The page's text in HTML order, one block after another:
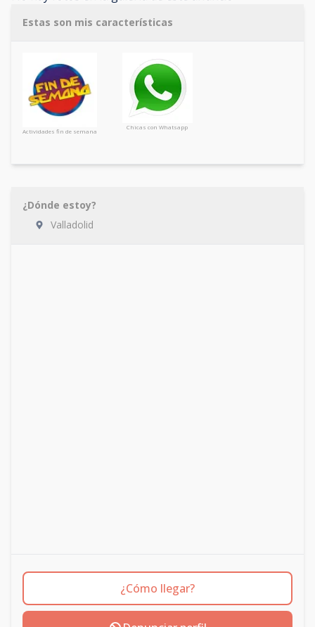
Estas son mis características
Actividades fin de semana
Chicas con Whatsapp
¿Dónde estoy?
Valladolid
¿Cómo llegar?